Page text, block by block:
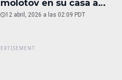
molotov en su casa a
reportaje
12 abril, 2026 a las 02:09 PDT